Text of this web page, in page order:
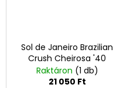
Sol de Janeiro Brazilian
Crush Cheirosa '40
Raktáron (1 db)
21 050 Ft